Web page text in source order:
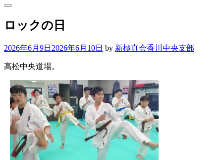
ロックの日
2026年6月9日 2026年6月10日 by 新極真会香川中央支部
高松中央道場。